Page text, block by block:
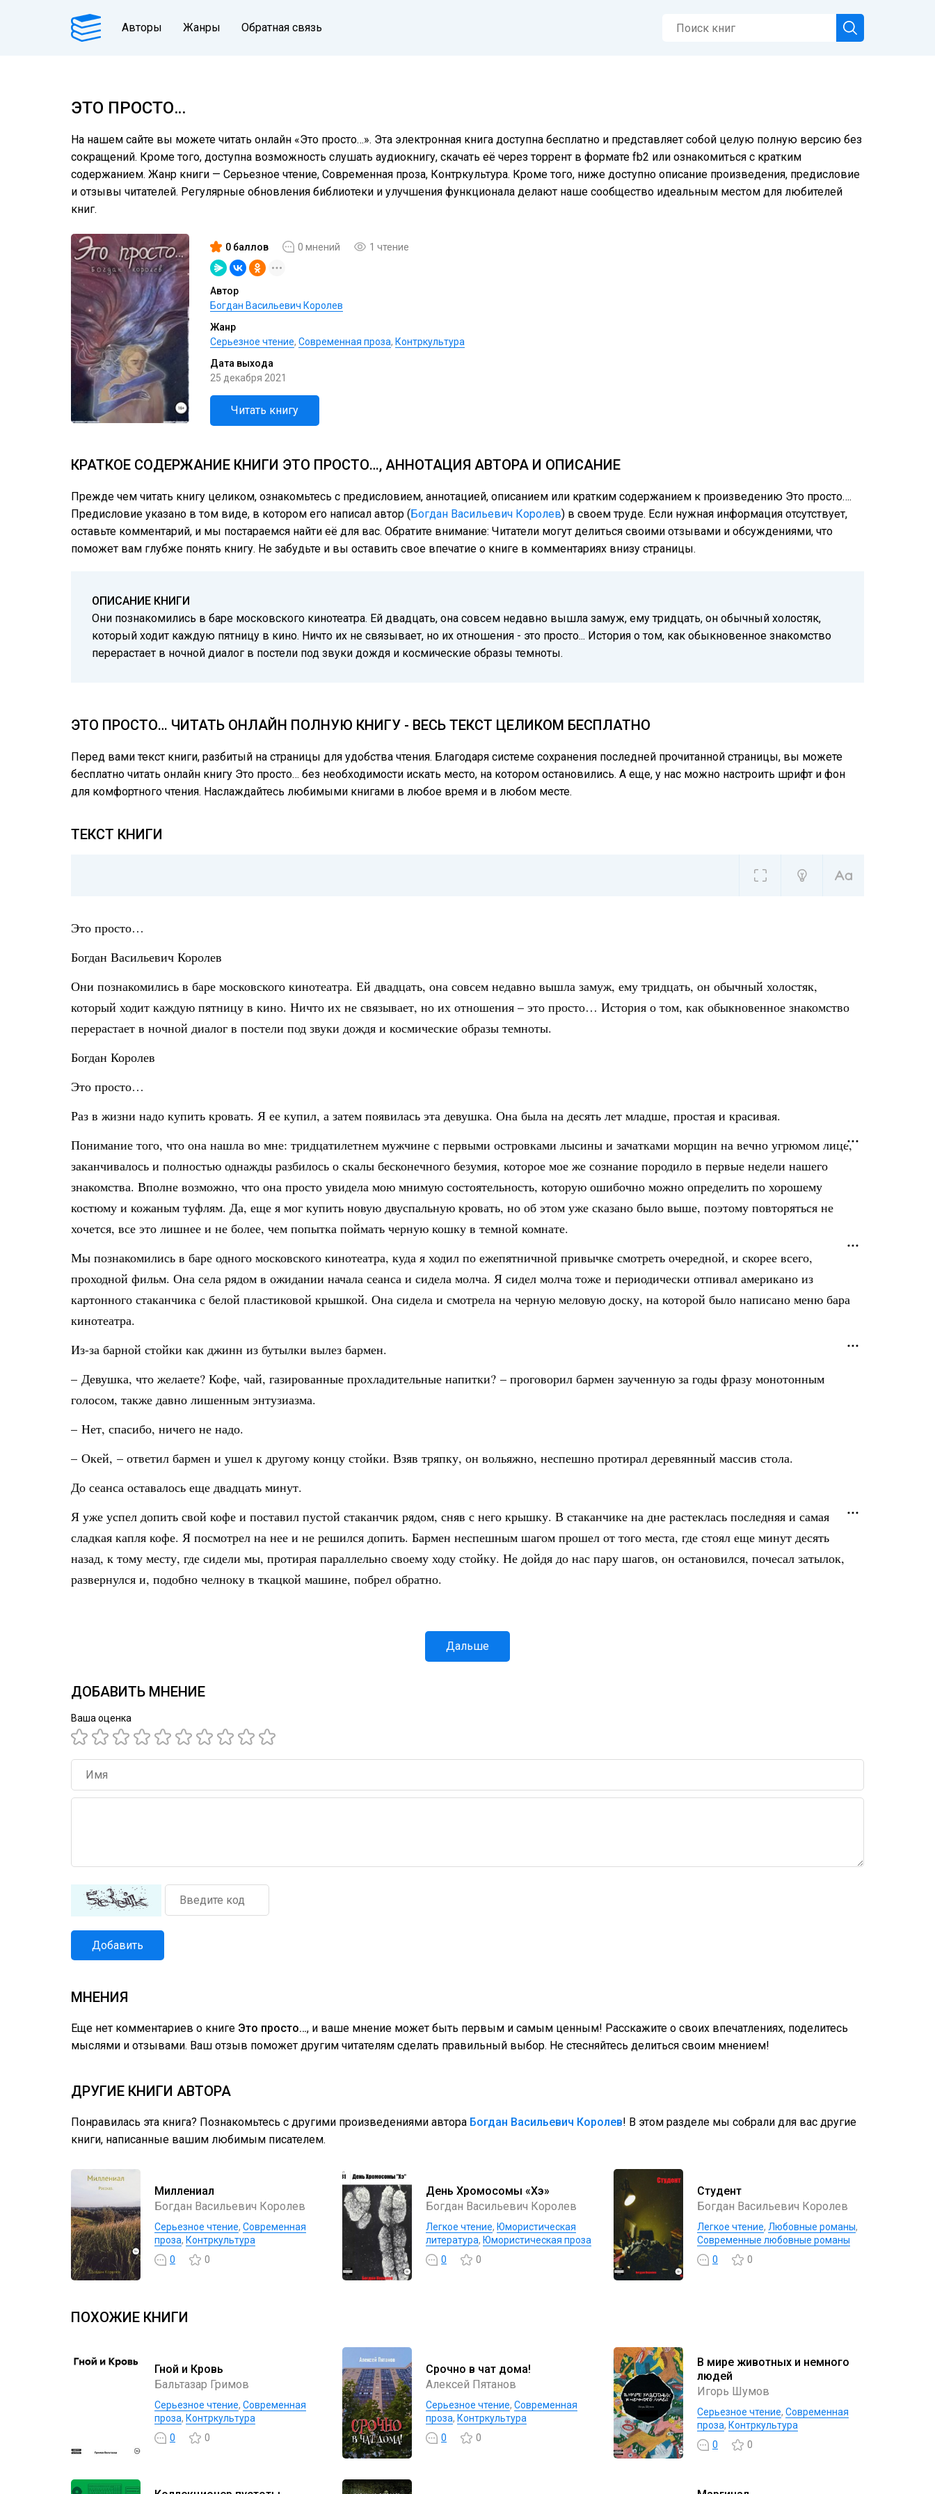
Авторы Жанры Обратная связь
ЭТО ПРОСТО…
На нашем сайте вы можете читать онлайн «Это просто…». Эта электронная книга доступна бесплатно и представляет собой целую полную версию без
сокращений. Кроме того, доступна возможность слушать аудиокнигу, скачать её через торрент в формате fb2 или ознакомиться с кратким
содержанием. Жанр книги — Серьезное чтение, Современная проза, Контркультура. Кроме того, ниже доступно описание произведения, предисловие
и отзывы читателей. Регулярные обновления библиотеки и улучшения функционала делают наше сообщество идеальным местом для любителей
книг.
0 баллов 0 мнений 1 чтение
Автор
Богдан Васильевич Королев
Жанр
Серьезное чтение, Современная проза, Контркультура
Дата выхода
25 декабря 2021
Читать книгу
КРАТКОЕ СОДЕРЖАНИЕ КНИГИ ЭТО ПРОСТО…, АННОТАЦИЯ АВТОРА И ОПИСАНИЕ
Прежде чем читать книгу целиком, ознакомьтесь с предисловием, аннотацией, описанием или кратким содержанием к произведению Это просто….
Предисловие указано в том виде, в котором его написал автор (Богдан Васильевич Королев) в своем труде. Если нужная информация отсутствует,
оставьте комментарий, и мы постараемся найти её для вас. Обратите внимание: Читатели могут делиться своими отзывами и обсуждениями, что
поможет вам глубже понять книгу. Не забудьте и вы оставить свое впечатие о книге в комментариях внизу страницы.
ОПИСАНИЕ КНИГИ
Они познакомились в баре московского кинотеатра. Ей двадцать, она совсем недавно вышла замуж, ему тридцать, он обычный холостяк,
который ходит каждую пятницу в кино. Ничто их не связывает, но их отношения - это просто... История о том, как обыкновенное знакомство
перерастает в ночной диалог в постели под звуки дождя и космические образы темноты.
ЭТО ПРОСТО… ЧИТАТЬ ОНЛАЙН ПОЛНУЮ КНИГУ - ВЕСЬ ТЕКСТ ЦЕЛИКОМ БЕСПЛАТНО
Перед вами текст книги, разбитый на страницы для удобства чтения. Благодаря системе сохранения последней прочитанной страницы, вы можете
бесплатно читать онлайн книгу Это просто… без необходимости искать место, на котором остановились. А еще, у нас можно настроить шрифт и фон
для комфортного чтения. Наслаждайтесь любимыми книгами в любое время и в любом месте.
ТЕКСТ КНИГИ
Это просто…
Богдан Васильевич Королев
Они познакомились в баре московского кинотеатра. Ей двадцать, она совсем недавно вышла замуж, ему тридцать, он обычный холостяк,
который ходит каждую пятницу в кино. Ничто их не связывает, но их отношения – это просто… История о том, как обыкновенное знакомство
перерастает в ночной диалог в постели под звуки дождя и космические образы темноты.
Богдан Королев
Это просто…
Раз в жизни надо купить кровать. Я ее купил, а затем появилась эта девушка. Она была на десять лет младше, простая и красивая.
Понимание того, что она нашла во мне: тридцатилетнем мужчине с первыми островками лысины и зачатками морщин на вечно угрюмом лице,
заканчивалось и полностью однажды разбилось о скалы бесконечного безумия, которое мое же сознание породило в первые недели нашего
знакомства. Вполне возможно, что она просто увидела мою мнимую состоятельность, которую ошибочно можно определить по хорошему
костюму и кожаным туфлям. Да, еще я мог купить новую двуспальную кровать, но об этом уже сказано было выше, поэтому повторяться не
хочется, все это лишнее и не более, чем попытка поймать черную кошку в темной комнате.
Мы познакомились в баре одного московского кинотеатра, куда я ходил по ежепятничной привычке смотреть очередной, и скорее всего,
проходной фильм. Она села рядом в ожидании начала сеанса и сидела молча. Я сидел молча тоже и периодически отпивал американо из
картонного стаканчика с белой пластиковой крышкой. Она сидела и смотрела на черную меловую доску, на которой было написано меню бара
кинотеатра.
Из-за барной стойки как джинн из бутылки вылез бармен.
– Девушка, что желаете? Кофе, чай, газированные прохладительные напитки? – проговорил бармен заученную за годы фразу монотонным
голосом, также давно лишенным энтузиазма.
– Нет, спасибо, ничего не надо.
– Окей, – ответил бармен и ушел к другому концу стойки. Взяв тряпку, он вольяжно, неспешно протирал деревянный массив стола.
До сеанса оставалось еще двадцать минут.
Я уже успел допить свой кофе и поставил пустой стаканчик рядом, сняв с него крышку. В стаканчике на дне растеклась последняя и самая
сладкая капля кофе. Я посмотрел на нее и не решился допить. Бармен неспешным шагом прошел от того места, где стоял еще минут десять
назад, к тому месту, где сидели мы, протирая параллельно своему ходу стойку. Не дойдя до нас пару шагов, он остановился, почесал затылок,
развернулся и, подобно челноку в ткацкой машине, побрел обратно.
Дальше
ДОБАВИТЬ МНЕНИЕ
Ваша оценка
Добавить
МНЕНИЯ
Еще нет комментариев о книге Это просто…, и ваше мнение может быть первым и самым ценным! Расскажите о своих впечатлениях, поделитесь
мыслями и отзывами. Ваш отзыв поможет другим читателям сделать правильный выбор. Не стесняйтесь делиться своим мнением!
ДРУГИЕ КНИГИ АВТОРА
Понравилась эта книга? Познакомьтесь с другими произведениями автора Богдан Васильевич Королев! В этом разделе мы собрали для вас другие
книги, написанные вашим любимым писателем.
Миллениал
Богдан Васильевич Королев
Серьезное чтение, Современная
проза, Контркультура
0
0
День Хромосомы «Хэ»
Богдан Васильевич Королев
Легкое чтение, Юмористическая
литература, Юмористическая проза
0
0
Студент
Богдан Васильевич Королев
Легкое чтение, Любовные романы,
Современные любовные романы
0
0
ПОХОЖИЕ КНИГИ
Гной и Кровь
Бальтазар Гримов
Серьезное чтение, Современная
проза, Контркультура
0
0
Срочно в чат дома!
Алексей Пятанов
Серьезное чтение, Современная
проза, Контркультура
0
0
В мире животных и немного
людей
Игорь Шумов
Серьезное чтение, Современная
проза, Контркультура
0
0